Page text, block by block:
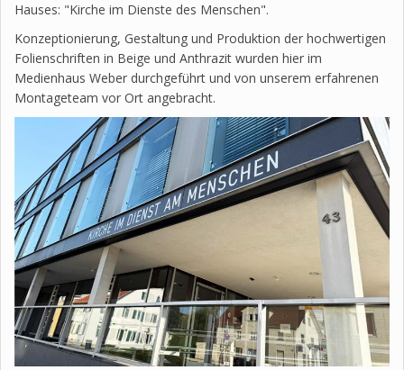
Hauses: "Kirche im Dienste des Menschen".
Konzeptionierung, Gestaltung und Produktion der hochwertigen
Folienschriften in Beige und Anthrazit wurden hier im
Medienhaus Weber durchgeführt und von unserem erfahrenen
Montageteam vor Ort angebracht.